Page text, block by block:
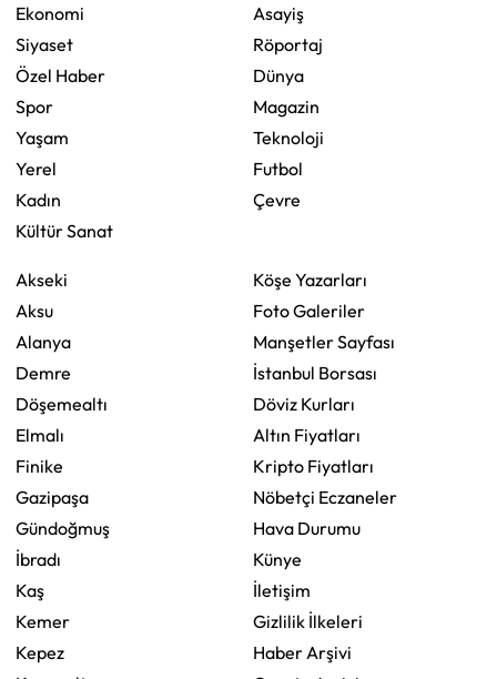
Ekonomi
Siyaset
Özel Haber
Spor
Yaşam
Yerel
Kadın
Kültür Sanat
Asayiş
Röportaj
Dünya
Magazin
Teknoloji
Futbol
Çevre
Akseki
Aksu
Alanya
Demre
Döşemealtı
Elmalı
Finike
Gazipaşa
Gündoğmuş
İbradı
Kaş
Kemer
Kepez
Köşe Yazarları
Foto Galeriler
Manşetler Sayfası
İstanbul Borsası
Döviz Kurları
Altın Fiyatları
Kripto Fiyatları
Nöbetçi Eczaneler
Hava Durumu
Künye
İletişim
Gizlilik İlkeleri
Haber Arşivi